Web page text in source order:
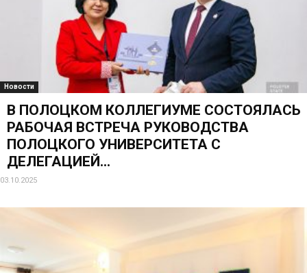
Новости
В ПОЛОЦКОМ КОЛЛЕГИУМЕ СОСТОЯЛАСЬ
РАБОЧАЯ ВСТРЕЧА РУКОВОДСТВА
ПОЛОЦКОГО УНИВЕРСИТЕТА С
ДЕЛЕГАЦИЕЙ...
03.10.2025